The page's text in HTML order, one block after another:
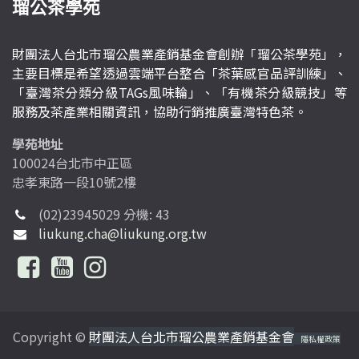
瑠公茶學苑
財團法人台北市瑠公農業產銷基金會創辦「瑠公茶學苑」，
主要目標是希望透過雲端平台整合「茶葉感官品評訓練」、
「臺灣茶分類分級TAGs風味輪」、「有機茶分級競技」等
服務及茶產業相關資訊，協助行銷推廣臺灣特色茶。
學苑地址
100024台北市中正區
忠孝東路一段10號2樓
(02)23945029 分機: 43
liukung.cha@liukung.org.tw
Copyright © 財團法人台北市瑠公農業產銷基金會 隱私權政策